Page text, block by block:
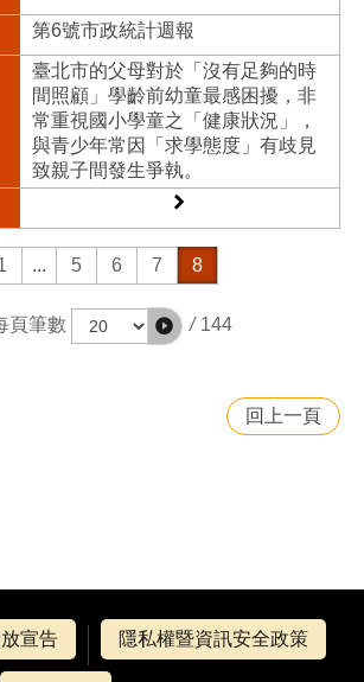
第6號市政統計週報
臺北市的父母對於「沒有足夠的時
間照顧」學齡前幼童最感困擾，非
常重視國小學童之「健康狀況」，
與青少年常因「求學態度」有歧見
致親子間發生爭執。
... 5 6 7 8
頁筆數 / 144
回上一頁
宣告
隱私權暨資訊安全政策